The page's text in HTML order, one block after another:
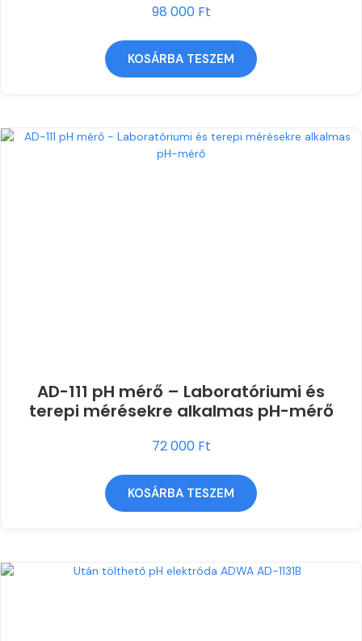
98 000 Ft
KOSÁRBA TESZEM
AD-111 pH mérő – Laboratóriumi és
terepi mérésekre alkalmas pH-mérő
72 000 Ft
KOSÁRBA TESZEM